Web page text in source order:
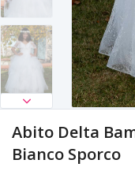
Abito Delta
Bianco Sporco